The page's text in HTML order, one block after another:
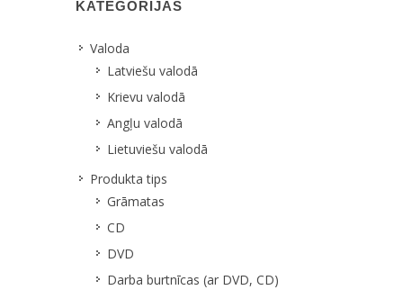
KATEGORIJAS
Valoda
Latviešu valodā
Krievu valodā
Angļu valodā
Lietuviešu valodā
Produkta tips
Grāmatas
CD
DVD
Darba burtnīcas (ar DVD, CD)